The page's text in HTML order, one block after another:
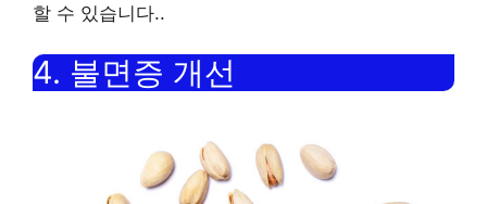
할 수 있습니다..
4. 불면증 개선